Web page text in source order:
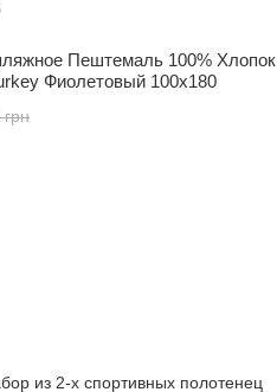
Пештемаль 100% Хлопок
Фиолетовый 100х180